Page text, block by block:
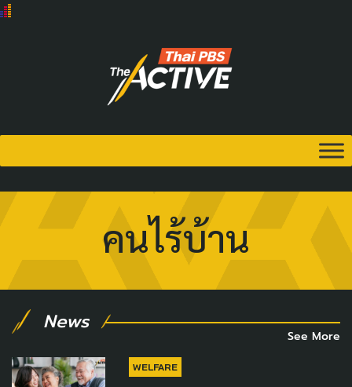
คนไร้บ้าน
News
See More
WELFARE